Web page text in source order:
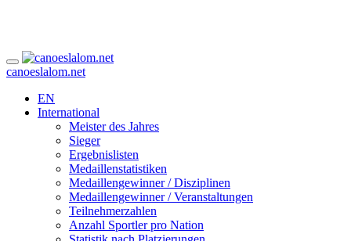
canoeslalom.net
EN
International
Meister des Jahres
Sieger
Ergebnislisten
Medaillenstatistiken
Medaillengewinner / Disziplinen
Medaillengewinner / Veranstaltungen
Teilnehmerzahlen
Anzahl Sportler pro Nation